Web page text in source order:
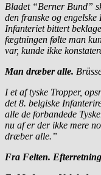
Bladet “Berner Bund”
den franske og
Infanteriet bittert
fægtningen følte man
var, kunde ikke
Man dræber alle.
I et af tyske Tropper,
det 8. belgiske
alle de forbandede
nu af er der ikke mere
dræber alle.”
Fra Felten.